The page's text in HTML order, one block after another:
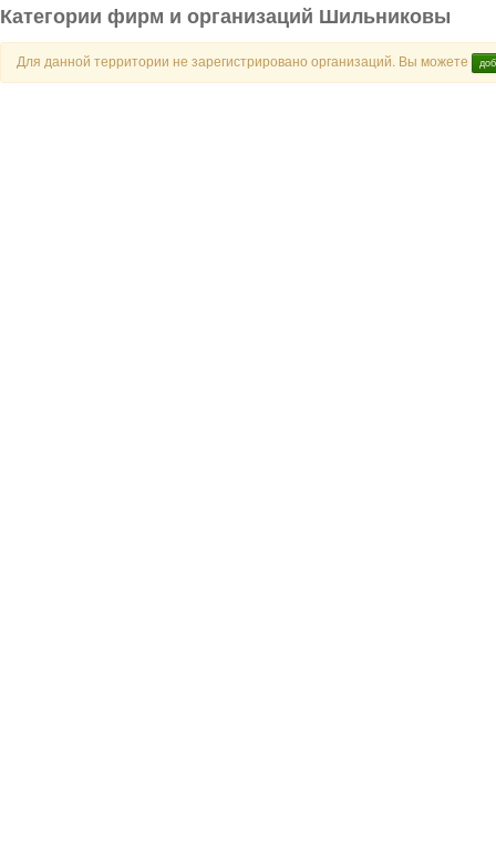
Категории фирм и организаций Шильниковы
Для данной территории не зарегистрировано организаций. Вы можете